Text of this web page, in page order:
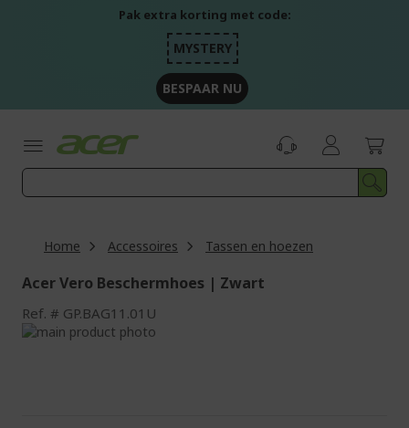
Pak extra korting met code:
MYSTERY
BESPAAR NU
Home Accessoires Tassen en hoezen
Acer Vero Beschermhoes | Zwart
Ref. GP.BAG11.01U
Ga